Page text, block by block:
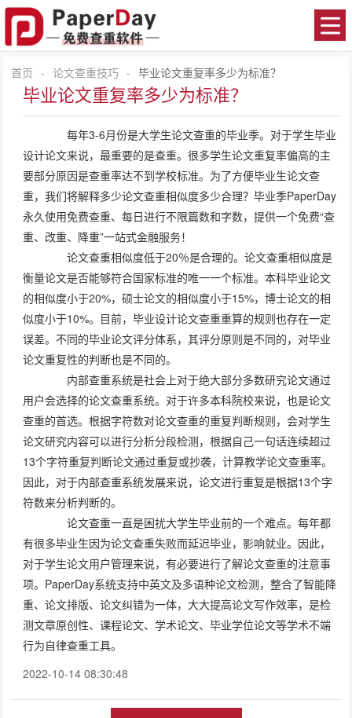
首页 - 论文查重技巧 - 毕业论文重复率多少为标准？
毕业论文重复率多少为标准？
每年3-6月份是大学生论文查重的毕业季。对于学生毕业
设计论文来说，最重要的是查重。很多学生论文重复率偏高的主
要部分原因是查重率达不到学校标准。为了方便毕业生论文查
重，我们将解释多少论文查重相似度多少合理？毕业季PaperDay
永久使用免费查重、每日进行不限篇数和字数，提供一个免费“查
重、改重、降重”一站式金融服务！
论文查重相似度低于20％是合理的。论文查重相似度是
衡量论文是否能够符合国家标准的唯一一个标准。本科毕业论文
的相似度小于20%，硕士论文的相似度小于15%，博士论文的相
似度小于10%。目前，毕业设计论文查重重算的规则也存在一定
误差。不同的毕业论文评分体系，其评分原则是不同的，对毕业
论文重复性的判断也是不同的。
内部查重系统是社会上对于绝大部分多数研究论文通过
用户会选择的论文查重系统。对于许多本科院校来说，也是论文
查重的首选。根据字符数对论文查重的重复判断规则，会对学生
论文研究内容可以进行分析分段检测，根据自己一句话连续超过
13个字符重复判断论文通过重复或抄袭，计算教学论文查重率。
因此，对于内部查重系统发展来说，论文进行重复是根据13个字
符数来分析判断的。
论文查重一直是困扰大学生毕业前的一个难点。每年都
有很多毕业生因为论文查重失败而延迟毕业，影响就业。因此，
对于学生论文用户管理来说，有必要进行了解论文查重的注意事
项。PaperDay系统支持中英文及多语种论文检测，整合了智能降
重、论文排版、论文纠错为一体，大大提高论文写作效率，是检
测文章原创性、课程论文、学术论文、毕业学位论文等学术不端
行为自律查重工具。
2022-10-14 08:30:48